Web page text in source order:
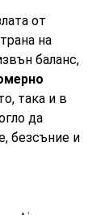
от
на
баланс,
така и в
да
безсъние и